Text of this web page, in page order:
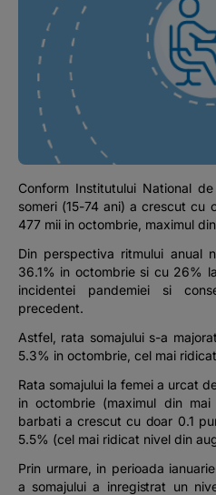
Evenimente
Podcast
The MacRO Zone
Pentru antreprenori
Banking, pe relaxare
Conform Institutului National
someri (15-74 ani) a crescut cu
477 mii in octombrie, maximul
Din perspectiva ritmului anual
36.1% in octombrie si cu 26%
incidentei pandemiei si
precedent.
Astfel, rata somajului s-a
5.3% in octombrie, cel mai
Rata somajului la femei a urcat
in octombrie (maximul din
barbati a crescut cu doar 0.1
5.5% (cel mai ridicat nivel din
Prin urmare, in perioada
a somajului a inregistrat un